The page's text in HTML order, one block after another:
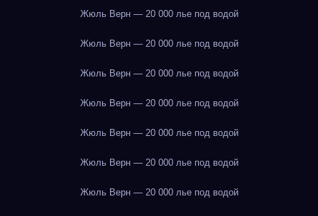
Жюль Верн — 20 000 лье под водой
Жюль Верн — 20 000 лье под водой
Жюль Верн — 20 000 лье под водой
Жюль Верн — 20 000 лье под водой
Жюль Верн — 20 000 лье под водой
Жюль Верн — 20 000 лье под водой
Жюль Верн — 20 000 лье под водой